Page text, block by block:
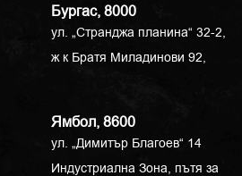
Бургас, 8000
ул. „Странджа планина“ 32-2,
ж к Братя Миладинови 92,
Ямбол, 8600
ул. „Димитър Благоев“ 14
Индустриална Зона, пътя за